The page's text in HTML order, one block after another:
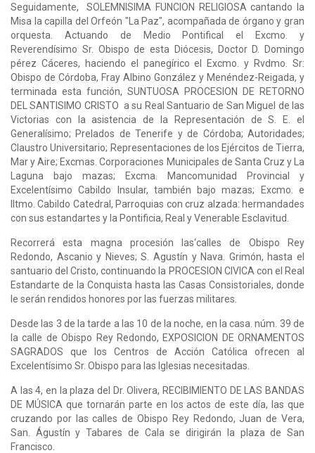
Seguidamente, SOLEMNISIMA FUNCION RELIGIOSA cantando la
Misa la capilla del Orfeón "La Paz", acompañada de órgano y gran
orquesta. Actuando de Medio Pontifical el Excmo. y
Reverendísimo Sr. Obispo de esta Diócesis, Doctor D. Domingo
pérez Cáceres, haciendo el panegírico el Excmo. y Rvdmo. Sr:
Obispo de Córdoba, Fray Albino González y Menéndez-Reigada, y
terminada esta función, SUNTUOSA PROCESION DE RETORNO
DEL SANTISIMO CRISTO a su Real Santuario de San Miguel de las
Victorias con la asistencia de la Representación de S. E. el
Generalísimo; Prelados de Tenerife y de Córdoba; Autoridades;
Claustro Universitario; Representaciones de los Ejércitos de Tierra,
Mar y Aire; Excmas. Corporaciones Municipales de Santa Cruz y La
Laguna bajo mazas; Excma. Mancomunidad Provincial y
Excelentísimo Cabildo Insular, también bajo mazas; Excmo. e
Iltmo. Cabildo Catedral, Parroquias con cruz alzada: hermandades
con sus estandartes y la Pontificia, Real y Venerable Esclavitud.
Recorrerá esta magna procesión las‘calles de Obispo Rey
Redondo, Ascanio y Nieves; S. Agustín y Nava. Grimón, hasta el
santuario del Cristo, continuando la PROCESION CIVICA con el Real
Estandarte de la Conquista hasta las Casas Consistoriales, donde
le serán rendidos honores por las fuerzas militares.
Desde las 3 de la tarde a las 10 de la noche, en la casa. núm. 39 de
la calle de Obispo Rey Redondo, EXPOSICION DE ORNAMENTOS
SAGRADOS que los Centros de Acción Católica ofrecen al
Excelentísimo Sr. Obispo para las Iglesias necesitadas.
A las 4, en la plaza del Dr. Olivera, RECIBIMIENTO DE LAS BANDAS
DE MÚSICA que tornarán parte en los actos de este día, las que
cruzando por las calles de Obispo Rey Redondo, Juan de Vera,
San. Águstín y Tabares de Cala se dirigirán la plaza de San
Francisco.